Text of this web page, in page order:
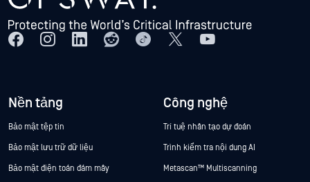
Nền tảng
Bảo mật tệp tin
Bảo mật lưu trữ dữ liệu
Bảo mật điện toán đám mây
Công nghệ
Trí tuệ nhân tạo dự đoán
Trình kiểm tra nội dung AI
Metascan™ Multiscanning